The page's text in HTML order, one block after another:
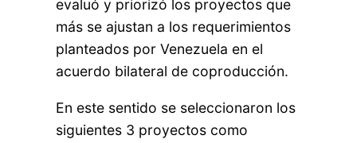
evaluó y priorizó los proyectos que
más se ajustan a los requerimientos
planteados por Venezuela en el
acuerdo bilateral de coproducción.
En este sentido se seleccionaron los
siguientes 3 proyectos como